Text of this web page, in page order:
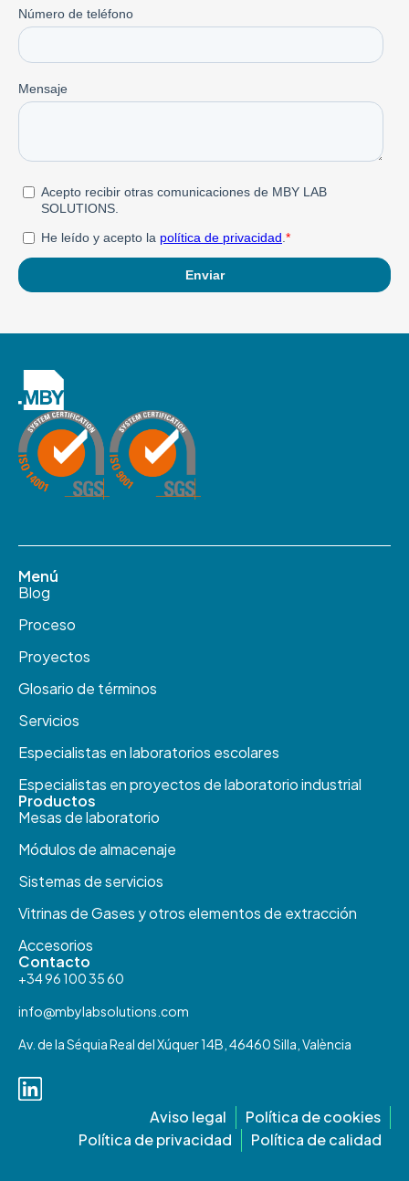
Menú
Blog
Proceso
Proyectos
Glosario de términos
Servicios
Especialistas en laboratorios escolares
Especialistas en proyectos de laboratorio industrial
Productos​
Mesas de laboratorio
Módulos de almacenaje
Sistemas de servicios
Vitrinas de Gases y otros elementos de extracción
Accesorios
Contacto
+34 96 100 35 60
info@mbylabsolutions.com
Av. de la Séquia Real del Xúquer 14B, 46460 Silla, València
Aviso legal
Política de cookies
Política de privacidad
Política de calidad